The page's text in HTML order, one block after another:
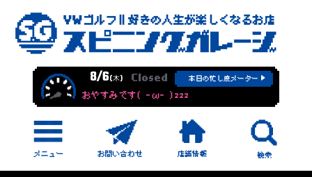
8/6(木) Closed 本日の忙し度メーター
おやすみです( -ω- )zzz